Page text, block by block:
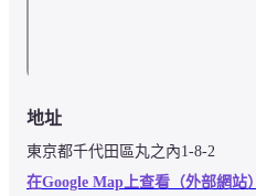
地址
東京都千代田區丸之內1-8-2
在Google Map上查看（外部網站）